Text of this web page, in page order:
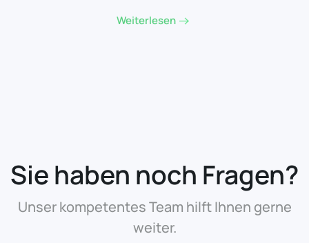
Weiterlesen
Sie haben noch Fragen?
Unser kompetentes Team hilft Ihnen gerne
weiter.